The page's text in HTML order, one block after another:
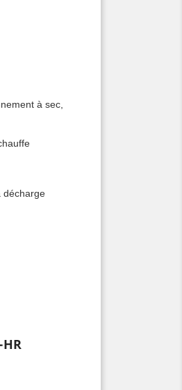
à sec,
décharge
HR